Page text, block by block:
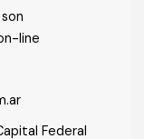
line
Federal